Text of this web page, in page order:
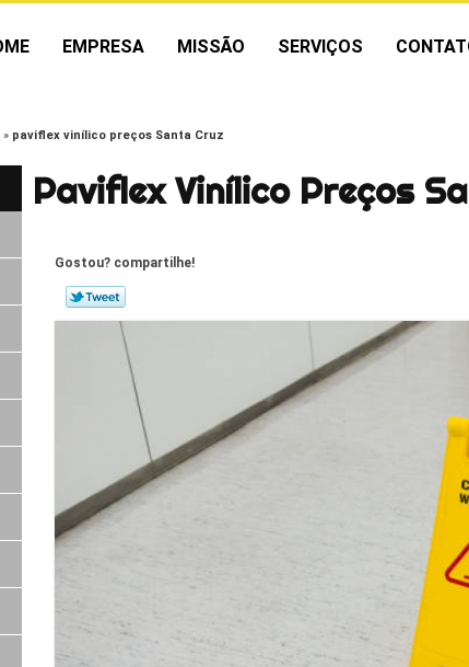
EMPRESA MISSÃO SERVIÇOS
paviflex vinílico preços Santa Cruz
Paviflex Vinílico Preços
Gostou? compartilhe!